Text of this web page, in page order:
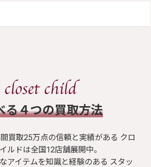
る４つの買取方法
買取25万点の信頼と実績がある クロ
ルドは全国12店舗展開中。
アイテムを知識と経験のある スタッ